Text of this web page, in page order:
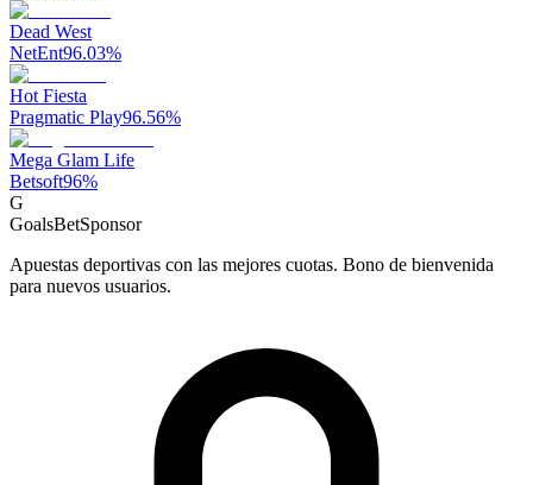
Dead West
NetEnt96.03%
Hot Fiesta
Pragmatic Play96.56%
Mega Glam Life
Betsoft96%
G
GoalsBetSponsor
Apuestas deportivas con las mejores cuotas. Bono de bienvenida
para nuevos usuarios.